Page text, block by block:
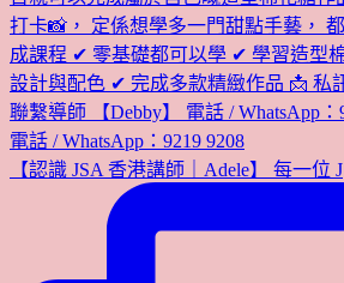
【認識 JSA 香港講師｜Adele】 每一位 J